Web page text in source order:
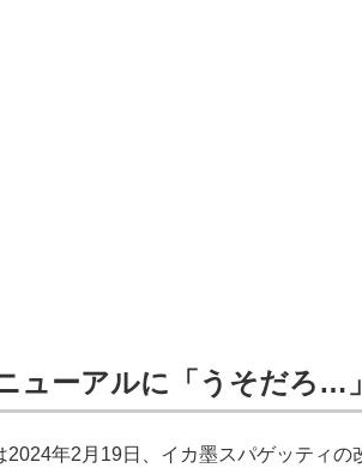
ューアルに「うそだろ…
年2月19日、イカ墨スパゲッティの